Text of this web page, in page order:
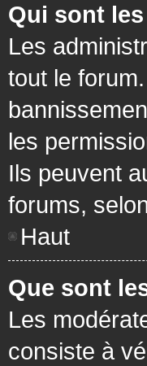
Qui sont
Les
tout le
les
Ils peuvent
forums,
Haut
Que sont
Les
consiste à